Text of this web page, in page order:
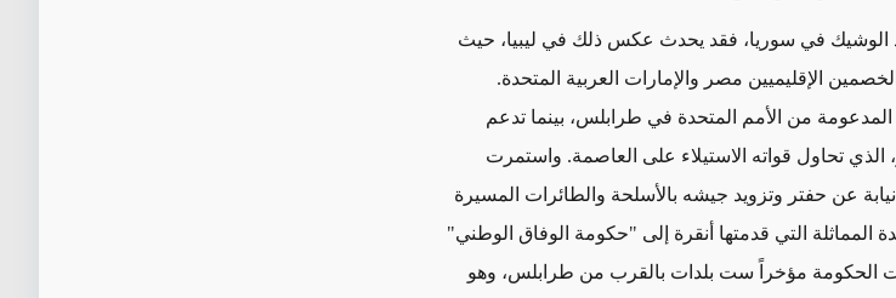
الوشيك في سوريا، فقد يحدث عكس ذلك في ليبيا، حيث
الإقليميين مصر والإمارات العربية المتحدة.
من الأمم المتحدة في طرابلس، بينما تدعم
الذي تحاول قواته الاستيلاء على العاصمة. واستمرت
عن حفتر وتزويد جيشه بالأسلحة والطائرات المسيرة
المماثلة التي قدمتها أنقرة إلى "حكومة الوفاق الوطني"
الحكومة مؤخراً ست بلدات بالقرب من طرابلس، وهو